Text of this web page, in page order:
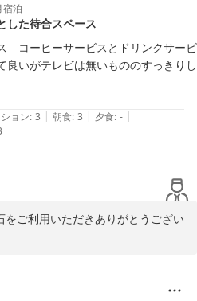
ざいました。
ホテルを目指して努めてまいりま
一同を心よりお待ちしております。
ので、どうぞご自愛くださいま
宿泊
した待合スペース
　コーヒーサービスとドリンクサービ
良いがテレビは無いもののすっきりし
ョン: 3 | 朝食: 3 | 夕食: - |
ご利用いただきありがとうござい
過ごしいただける場所でありつづ
一同サービスの向上を図ってまいり